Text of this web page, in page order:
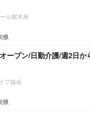
ル材木座
県
ープン/日勤介護/週2日
フ協会
県